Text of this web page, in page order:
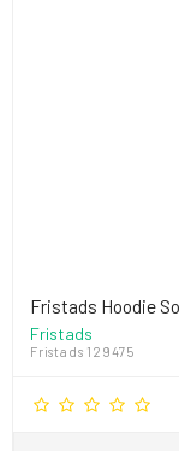
Fristads Hoodie
Fristads
Fristads 129475